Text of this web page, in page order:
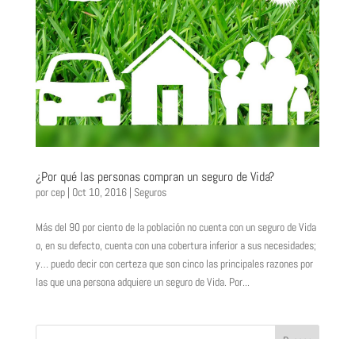
¿Por qué las personas compran un seguro de Vida?
porcep| Oct 10, 2016| Seguros
Más del 90 por ciento de la población no cuenta con un seguro de Vida
o, en su defecto, cuenta con una cobertura inferior a sus necesidades;
y… puedo decir con certeza que son cinco las principales razones por
las que una persona adquiere un seguro de Vida. Por...